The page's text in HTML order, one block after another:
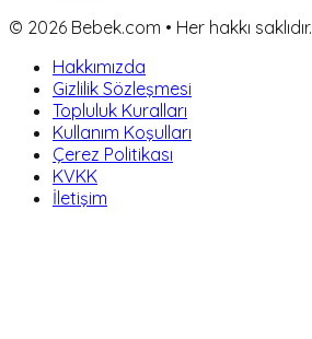
© 2026 Bebek.com • Her hakkı saklıdır.
Hakkımızda
Gizlilik Sözleşmesi
Topluluk Kuralları
Kullanım Koşulları
Çerez Politikası
KVKK
İletişim